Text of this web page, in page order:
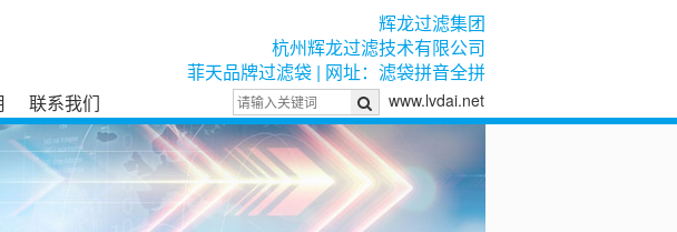
辉龙过滤集团
杭州辉龙过滤技术有限公司
菲天品牌过滤袋 | 网址：滤袋拼音全拼
联系我们 www.lvdai.net